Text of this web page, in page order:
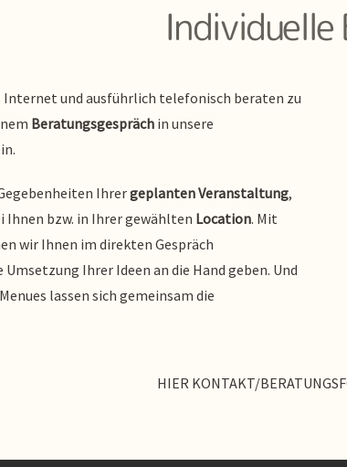
Internet und ausführlich telefonisch beraten zu
Beratungsgespräch in unsere
Ihrergeplanten Veranstaltung,
Ihnen bzw. in Ihrer gewählten Location. Mit
wir Ihnen im direkten Gespräch
Ihrer Ideen an die Hand geben. Und
lassen sich gemeinsam die
HIER KONTAKT/